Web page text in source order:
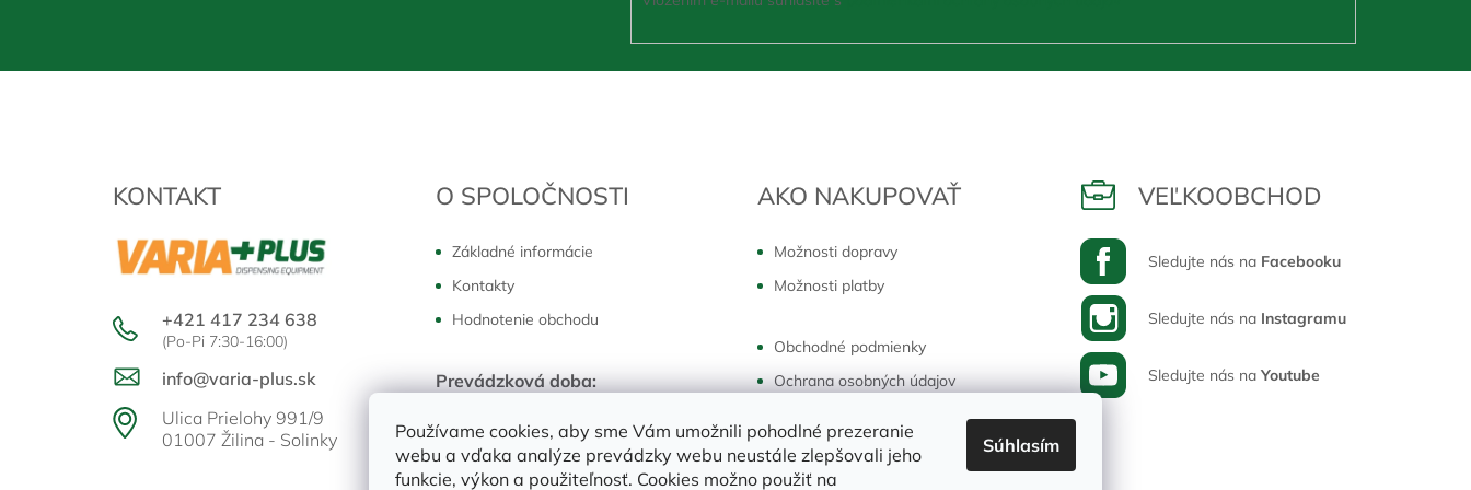
Používame cookies, aby sme Vám umožnili pohodlné prezeranie
webu a vďaka analýze prevádzky webu neustále zlepšovali jeho
funkcie, výkon a použiteľnosť. Cookies možno použiť na
Súhlasím
KONTAKT
+421 417 234 638
(Po-Pi 7:30-16:00)
info@varia-plus.sk
Ulica Prielohy 991/9
01007 Žilina - Solinky
O SPOLOČNOSTI
Základné informácie
Kontakty
Hodnotenie obchodu
Prevádzková doba:
AKO NAKUPOVAŤ
Možnosti dopravy
Možnosti platby
Obchodné podmienky
Ochrana osobných údajov
VEĽKOOBCHOD
Sledujte nás na Facebooku
Sledujte nás na Instagramu
Sledujte nás na Youtube